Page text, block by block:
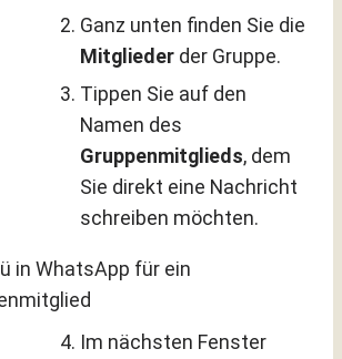
Ganz unten finden Sie die
Mitgliederder Gruppe.
Tippen Sie auf den
Namen des
Gruppenmitglieds, dem
Sie direkt eine Nachricht
schreiben möchten.
Im nächsten Fenster